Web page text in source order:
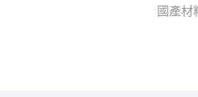
國產材